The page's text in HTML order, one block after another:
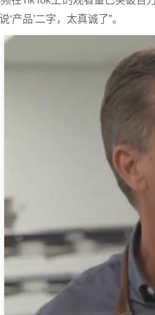
‘产品’二字，太真诚了”。